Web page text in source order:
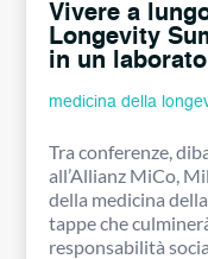
Vivere a
Longevity
in un
medicina della
Tra conferenze,
all’Allianz MiCo,
della medicina
tappe che
responsabilità